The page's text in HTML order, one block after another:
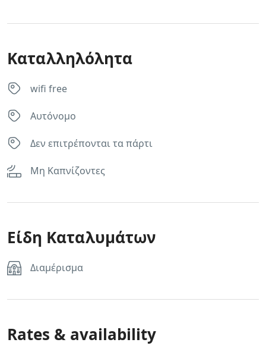
Καταλληλόλητα
wifi free
Αυτόνομο
Δεν επιτρέπονται τα πάρτι
Μη Καπνίζοντες
Είδη Καταλυμάτων
Διαμέρισμα
Rates & availability